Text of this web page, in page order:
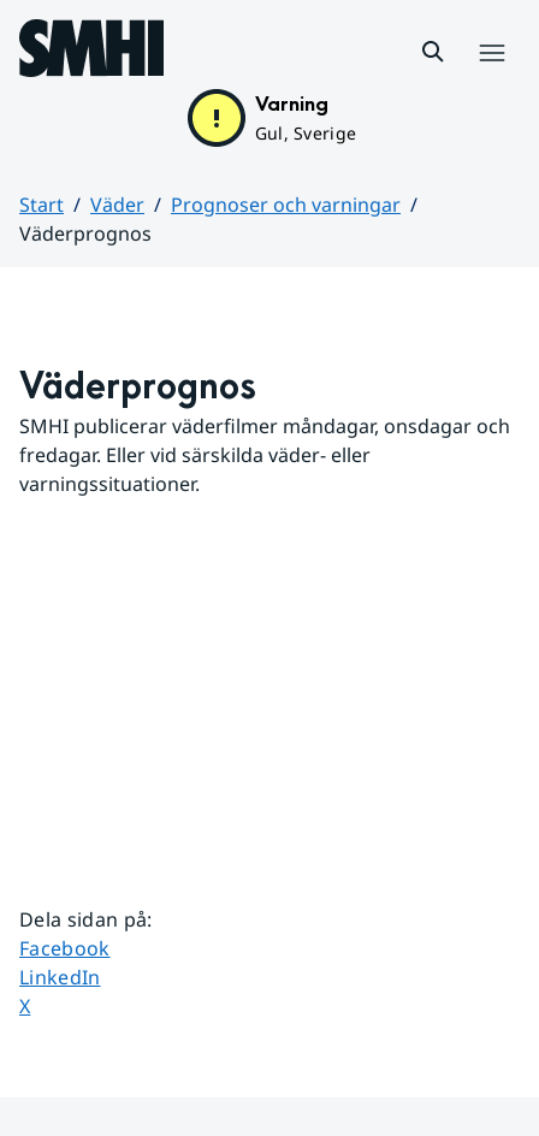
Hoppa till sidans innehåll
Varning
Gul, Sverige
Start Väder
Prognoser och varningar
Väderprognos
Väderprognos
SMHI publicerar väderfilmer måndagar, onsdagar och
fredagar. Eller vid särskilda väder- eller
varningssituationer.
Dela sidan på:
Dela sidan på
Facebook
Dela sidan på
LinkedIn
Dela sidan på
X